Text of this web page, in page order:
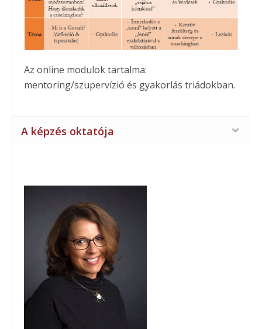
Az online modulok tartalma:
mentoring/szupervízió és gyakorlás triádokban.
A képzés oktatója